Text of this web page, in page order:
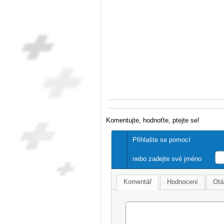
Komentujte, hodnoťte, ptejte se!
Přihlašte se pomocí
nebo zadejte své jméno
Komentář Hodnocení